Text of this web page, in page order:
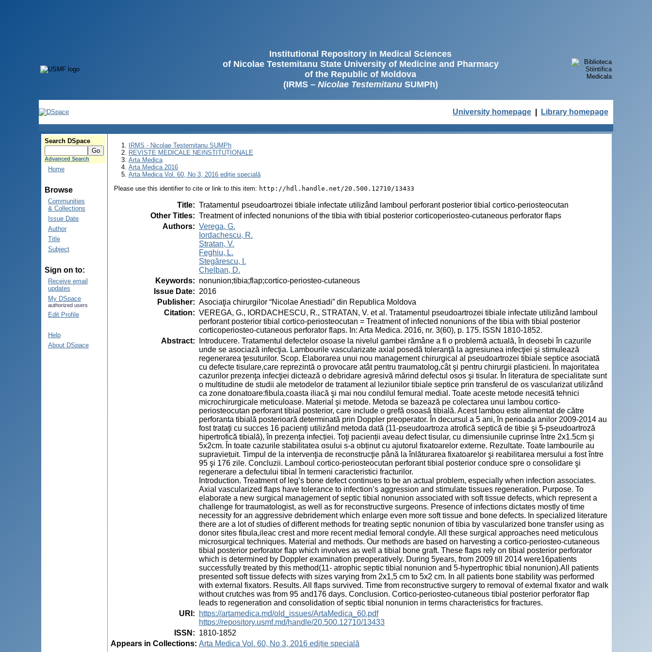
Institutional Repository in Medical Sciences
of Nicolae Testemitanu State University of Medicine and Pharmacy
of the Republic of Moldova
(IRMS – Nicolae TestemitanuSUMPh)
University homepage Library homepage
Search DSpace
Advanced Search
Home
Browse
Communities
& Collections
Issue Date
Author
Title
Subject
Sign on to:
Receive email
updates
My DSpace
authorized users
Edit Profile
Help
About DSpace
IRMS - Nicolae Testemitanu SUMPh
REVISTE MEDICALE NEINSTITUȚIONALE
Arta Medica
Arta Medica 2016
Arta Medica Vol. 60, No 3, 2016 ediție specială
Please use this identifier to cite or link to this item: http://hdl.handle.net/20.500.12710/13433
Title: Tratamentul pseudoartrozei tibiale infectate utilizând lamboul perforant posterior tibial cortico-periosteocutan
Other Titles: Treatment of infected nonunions of the tibia with tibial posterior corticoperiosteo-cutaneous perforator flaps
Authors: Verega, G.
Iordachescu, R.
Stratan, V.
Feghiu, L.
Stegărescu, I.
Chelban, D.
Keywords: nonunion;tibia;flap;cortico-periosteo-cutaneous
Issue Date: 2016
Publisher: Asociaţia chirurgilor “Nicolae Anestiadi” din Republica Moldova
Citation: VEREGA, G., IORDACHESCU, R., STRATAN, V. et al. Tratamentul pseudoartrozei tibiale infectate utilizând lamboul
perforant posterior tibial cortico-periosteocutan = Treatment of infected nonunions of the tibia with tibial posterior
corticoperiosteo-cutaneous perforator flaps. In: Arta Medica. 2016, nr. 3(60), p. 175. ISSN 1810-1852.
Abstract:
Introducere. Tratamentul defectelor osoase la nivelul gambei rămâne a fi o problemă actuală, în deosebi în cazurile
unde se asociază infecţia. Lambourile vascularizate axial posedă toleranţă la agresiunea infecţiei şi stimulează
regenerarea ţesuturilor. Scop. Elaborarea unui nou management chirurgical al pseudoartrozei tibiale septice asociată
cu defecte tisulare,care reprezintă o provocare atât pentru traumatolog,cât şi pentru chirurgii plasticieni. În majoritatea
cazurilor prezenţa infecţiei dictează o debridare agresivă mărind defectul osos şi tisular. În literatura de specialitate sunt
o multitudine de studii ale metodelor de tratament al leziunilor tibiale septice prin transferul de os vascularizat utilizând
ca zone donatoare:fibula,coasta iliacă şi mai nou condilul femural medial. Toate aceste metode necesită tehnici
microchirurgicale meticuloase. Material şi metode. Metoda se bazează pe colectarea unui lambou cortico-
periosteocutan perforant tibial posterior, care include o grefă osoasă tibială. Acest lambou este alimentat de către
perforanta tibială posterioară determinată prin Doppler preoperator. În decursul a 5 ani, în perioada anilor 2009-2014 au
fost trataţi cu succes 16 pacienţi utilizând metoda dată (11-pseudoartroza atrofică septică de tibie şi 5-pseudoartroză
hipertrofică tibială), în prezenţa infecției. Toţi pacienții aveau defect tisular, cu dimensiunile cuprinse între 2x1.5cm şi
5x2cm. În toate cazurile stabilitatea osului s-a obținut cu ajutorul fixatoarelor externe. Rezultate. Toate lambourile au
supraviețuit. Timpul de la intervenţia de reconstrucţie până la înlăturarea fixatoarelor şi reabilitarea mersului a fost între
95 şi 176 zile. Concluzii. Lamboul cortico-periosteocutan perforant tibial posterior conduce spre o consolidare şi
regenerare a defectului tibial în termeni caracteristici fracturilor.
Introduction. Treatment of leg’s bone defect continues to be an actual problem, especially when infection associates.
Axial vascularized flaps have tolerance to infection’s aggression and stimulate tissues regeneration. Purpose. To
elaborate a new surgical management of septic tibial nonunion associated with soft tissue defects, which represent a
challenge for traumatologist, as well as for reconstructive surgeons. Presence of infections dictates mostly of time
necessity for an aggressive debridement which enlarge even more soft tissue and bone defects. In specialized literature
there are a lot of studies of different methods for treating septic nonunion of tibia by vascularized bone transfer using as
donor sites fibula,ileac crest and more recent medial femoral condyle. All these surgical approaches need meticulous
microsurgical techniques. Material and methods. Our methods are based on harvesting a cortico-periosteo-cutaneous
tibial posterior perforator flap which involves as well a tibial bone graft. These flaps rely on tibial posterior perforator
which is determined by Doppler examination preoperatively. During 5years, from 2009 till 2014 were16patients
successfully treated by this method(11- atrophic septic tibial nonunion and 5-hypertrophic tibial nonunion).All patients
presented soft tissue defects with sizes varying from 2x1,5 cm to 5x2 cm. In all patients bone stability was performed
with external fixators. Results. All flaps survived. Time from reconstructive surgery to removal of external fixator and walk
without crutches was from 95 and176 days. Conclusion. Cortico-periosteo-cutaneous tibial posterior perforator flap
leads to regeneration and consolidation of septic tibial nonunion in terms characteristics for fractures.
URI :
https://artamedica.md/old_issues/ArtaMedica_60.pdf
https://repository.usmf.md/handle/20.500.12710/13433
ISSN : 1810-1852
Appears in Collections: Arta Medica Vol. 60, No 3, 2016 ediție specială